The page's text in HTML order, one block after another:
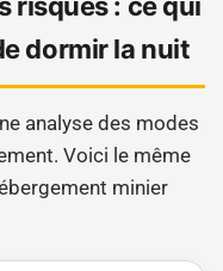
dormir la nuit
analyse des modes
Voici le même
minier